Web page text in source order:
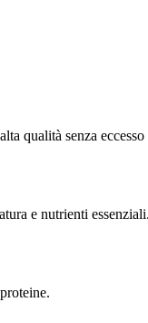
qualità senza eccesso
e nutrienti essenziali.